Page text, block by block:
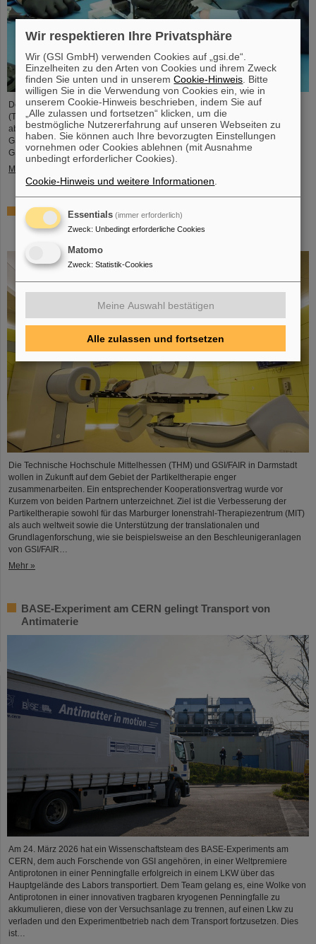
Der studentische Raumfahrtverein TU Darmstadt Space Technology e.V.
(TUDSaT) hat erfolgreich den Zusammenbau des TRACE-Satelliten
abgeschlossen – in der Reinraumumgebung des Detektorlabors von
GSI/FAIR. Mit an Bord des Satelliten befinden sich auch Detektoren von
GSI/FAIR, mit denen geladene Teilchen im Orbit gemessen werden sollen.
Mehr »
Zusammenarbeit bei Forschung und Anwendung der
Partikeltherapie – THM und GSI/FAIR schließen
Kooperationsvereinbarung
Die Technische Hochschule Mittelhessen (THM) und GSI/FAIR in Darmstadt
wollen in Zukunft auf dem Gebiet der Partikeltherapie enger
zusammenarbeiten. Ein entsprechender Kooperationsvertrag wurde vor
Kurzem von beiden Partnern unterzeichnet. Ziel ist die Verbesserung der
Partikeltherapie sowohl für das Marburger Ionenstrahl-Therapiezentrum (MIT)
als auch weltweit sowie die Unterstützung der translationalen und
Grundlagenforschung, wie sie beispielsweise an den Beschleunigeranlagen
von GSI/FAIR…
Mehr »
BASE-Experiment am CERN gelingt Transport von
Antimaterie
Am 24. März 2026 hat ein Wissenschaftsteam des BASE-Experiments am
CERN, dem auch Forschende von GSI angehören, in einer Weltpremiere
Antiprotonen in einer Penningfalle erfolgreich in einem LKW über das
Hauptgelände des Labors transportiert. Dem Team gelang es, eine Wolke von
Antiprotonen in einer innovativen tragbaren kryogenen Penningfalle zu
akkumulieren, diese von der Versuchsanlage zu trennen, auf einen Lkw zu
verladen und den Experimentbetrieb nach dem Transport fortzusetzen. Dies
ist…
Wir respektieren Ihre Privatsphäre
Wir (GSI GmbH) verwenden Cookies auf „gsi.de“.
Einzelheiten zu den Arten von Cookies und ihrem Zweck
finden Sie unten und in unseremCookie-Hinweis . Bitte
willigen Sie in die Verwendung von Cookies ein, wie in
unserem Cookie-Hinweis beschrieben, indem Sie auf
„Alle zulassen und fortsetzen“ klicken, um die
bestmögliche Nutzererfahrung auf unseren Webseiten zu
haben. Sie können auch Ihre bevorzugten Einstellungen
vornehmen oder Cookies ablehnen (mit Ausnahme
unbedingt erforderlicher Cookies).
Cookie-Hinweis und weitere Informationen
Essentials (immer erforderlich)
Zweck: Unbedingt erforderliche Cookies
Matomo
Zweck: Statistik-Cookies
Meine Auswahl bestätigen
Alle zulassen und fortsetzen